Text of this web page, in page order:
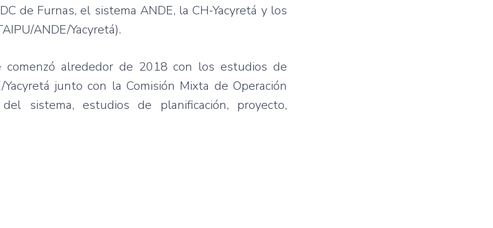
de Furnas, el sistema ANDE, la CH-Yacyretá y los
ANDE/Yacyretá).
alrededor de 2018 con los estudios de
junto con la Comisión Mixta de Operación
sistema, estudios de planificación, proyecto,